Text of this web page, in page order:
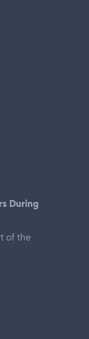
During
of the